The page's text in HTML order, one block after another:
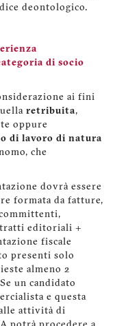
deontologico.
di socio
ai fini
retribuita,
oppure
di lavoro di natura
che
dovrà essere
formata da fatture,
editoriali +
fiscale
presenti solo
almeno 2
un candidato
e questa
attività di